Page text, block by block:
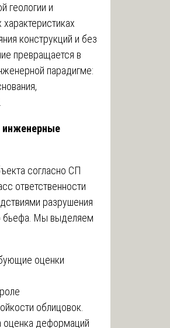
геологии и
конструкций и без
превращается в
парадигме:
инженерные
согласно СП
ответственности
разрушения
бьефа. Мы выделяем
оценки
облицовок.
оценка деформаций